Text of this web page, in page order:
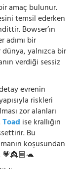
amaç bulunur.
temsil ederken
Bowser’ın
adımı bir
yalnızca bir
verdiği sessiz
evrenin
riskleri
zor alanları
Toad ise krallığın
Bu
koşusundan
💗👸🏼🐢